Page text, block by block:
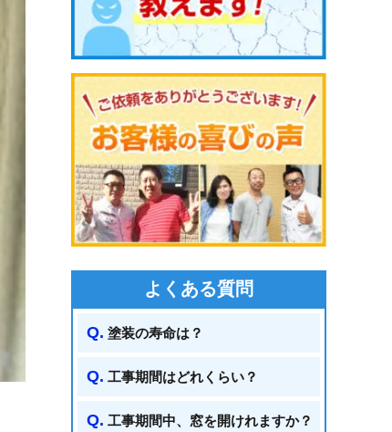
よくある質問
塗装の寿命は？
工事期間はどれくらい？
工事期間中、窓を開けれますか？